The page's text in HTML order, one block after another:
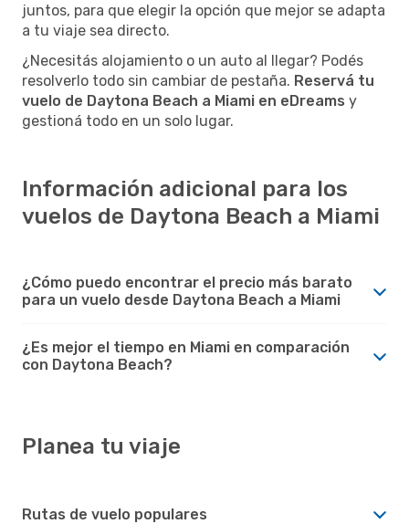
juntos, para que elegir la opción que mejor se adapta
a tu viaje sea directo.
¿Necesitás alojamiento o un auto al llegar? Podés
resolverlo todo sin cambiar de pestaña. Reservá tu
vuelo de Daytona Beach a Miami en eDreams y
gestioná todo en un solo lugar.
Información adicional para los
vuelos de Daytona Beach a Miami
¿Cómo puedo encontrar el precio más barato
para un vuelo desde Daytona Beach a Miami
¿Es mejor el tiempo en Miami en comparación
con Daytona Beach?
Planea tu viaje
Rutas de vuelo populares